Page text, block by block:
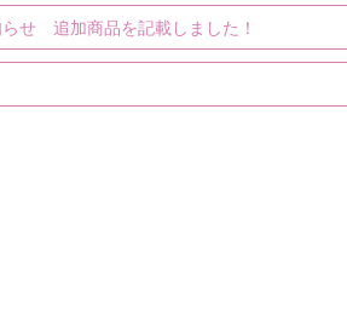
せ 追加商品を記載しました！